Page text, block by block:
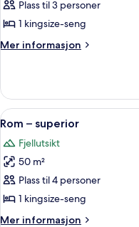
Rom
–
deluxe,
sjøutsikt
Plass til 3 personer
1 kingsize-seng
Mer informasjon
Mer
–
deluxe,
sjøutsikt
Åpne
alle
bildene
av
Rom
–
superior
4
Rom – superior
Fjellutsikt
50 m²
Plass til 4 personer
1 kingsize-seng
Mer informasjon
Mer